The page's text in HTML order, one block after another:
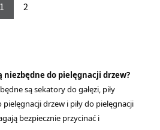
1 2
niezbędne do pielęgnacji drzew?
są sekatory do gałęzi, piły
drzew i piły do pielęgnacji
bezpiecznie przycinać i